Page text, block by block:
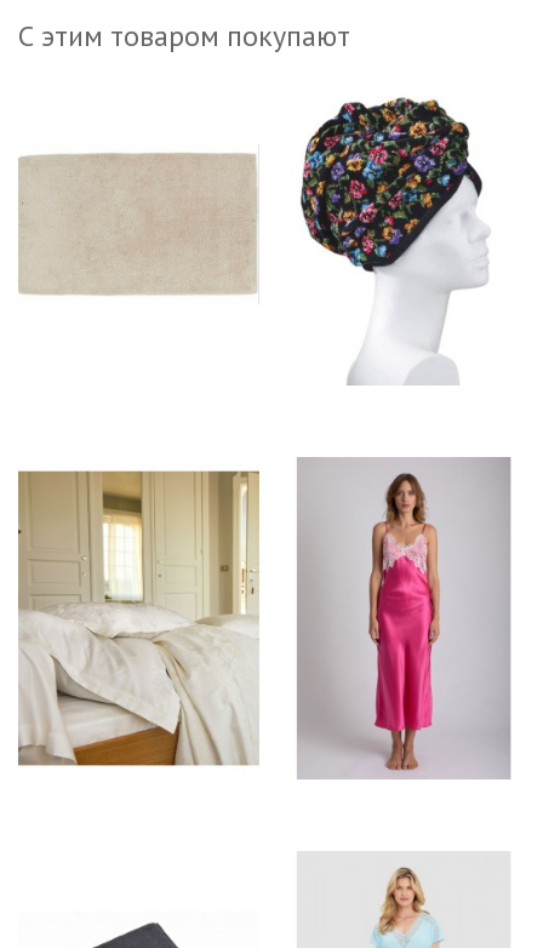
С этим товаром покупают